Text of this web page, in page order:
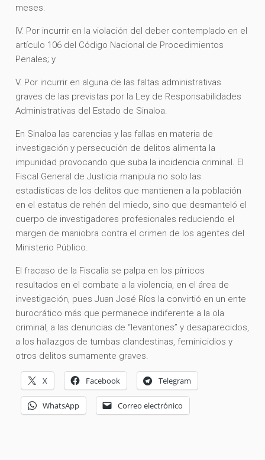
meses.
IV. Por incurrir en la violación del deber contemplado en el
artículo 106 del Código Nacional de Procedimientos
Penales; y
V. Por incurrir en alguna de las faltas administrativas
graves de las previstas por la Ley de Responsabilidades
Administrativas del Estado de Sinaloa.
En Sinaloa las carencias y las fallas en materia de
investigación y persecución de delitos alimenta la
impunidad provocando que suba la incidencia criminal. El
Fiscal General de Justicia manipula no solo las
estadísticas de los delitos que mantienen a la población
en el estatus de rehén del miedo, sino que desmanteló el
cuerpo de investigadores profesionales reduciendo el
margen de maniobra contra el crimen de los agentes del
Ministerio Público.
El fracaso de la Fiscalía se palpa en los pírricos
resultados en el combate a la violencia, en el área de
investigación, pues Juan José Ríos la convirtió en un ente
burocrático más que permanece indiferente a la ola
criminal, a las denuncias de “levantones” y desaparecidos,
a los hallazgos de tumbas clandestinas, feminicidios y
otros delitos sumamente graves.
X Facebook Telegram
WhatsApp Correo electrónico